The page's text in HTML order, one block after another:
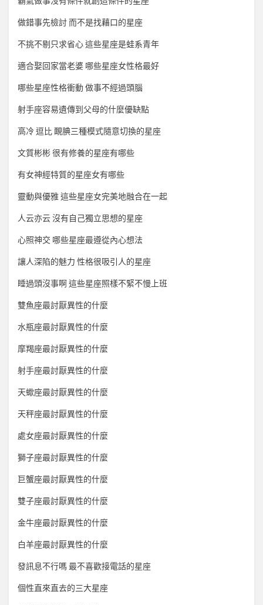
做錯事先檢討 而不是找藉口的星座
不挑不剔只求省心 這些星座是蛙系青年
適合娶回家當老婆 哪些星座女性格最好
哪些星座性格衝動 做事不經過頭腦
射手座容易遺傳到父母的什麼優缺點
高冷 逗比 靦腆三種模式隨意切換的星座
文質彬彬 很有修養的星座有哪些
有女神經特質的星座女有哪些
靈動與優雅 這些星座女完美地融合在一起
人云亦云 沒有自己獨立思想的星座
心照神交 哪些星座最遵從內心想法
讓人深陷的魅力 性格很吸引人的星座
睡過頭沒事啊 這些星座照樣不緊不慢上班
雙魚座最討厭異性的什麼
水瓶座最討厭異性的什麼
摩羯座最討厭異性的什麼
射手座最討厭異性的什麼
天蠍座最討厭異性的什麼
天秤座最討厭異性的什麼
處女座最討厭異性的什麼
獅子座最討厭異性的什麼
巨蟹座最討厭異性的什麼
雙子座最討厭異性的什麼
金牛座最討厭異性的什麼
白羊座最討厭異性的什麼
發訊息不行嗎 最不喜歡接電話的星座
個性直來直去的三大星座